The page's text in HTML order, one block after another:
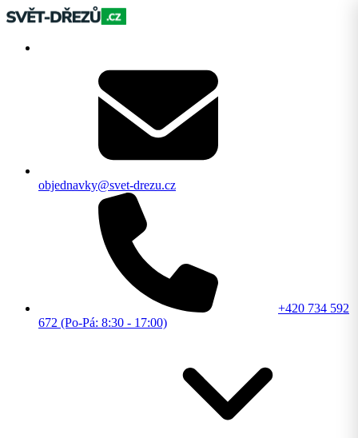
objednavky@svet-drezu.cz
+420 734 592
672 (Po-Pá: 8:30 - 17:00)